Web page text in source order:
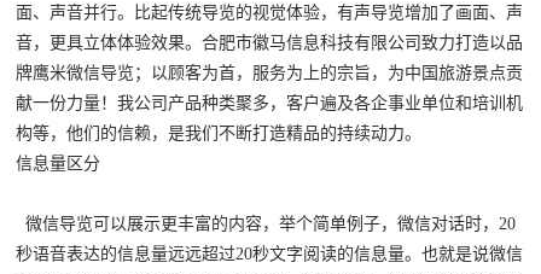
面、声音并行。比起传统导览的视觉体验，有声导览增加了画面、声
音，更具立体体验效果。合肥市徽马信息科技有限公司致力打造以品
牌鹰米微信导览；以顾客为首，服务为上的宗旨，为中国旅游景点贡
献一份力量！我公司产品种类聚多，客户遍及各企事业单位和培训机
构等，他们的信赖，是我们不断打造精品的持续动力。
信息量区分
微信导览可以展示更丰富的内容，举个简单例子，微信对话时，20
秒语音表达的信息量远远超过20秒文字阅读的信息量。也就是说微信